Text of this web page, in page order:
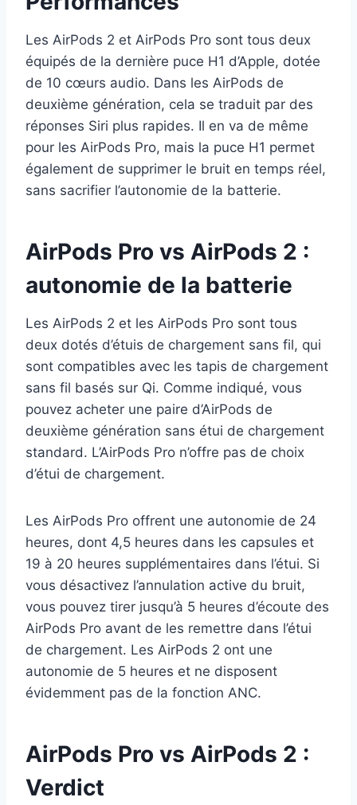
Les AirPods 2 et AirPods Pro sont tous deux
équipés de la dernière puce H1 d’Apple, dotée
de 10 cœurs audio. Dans les AirPods de
deuxième génération, cela se traduit par des
réponses Siri plus rapides. Il en va de même
pour les AirPods Pro, mais la puce H1 permet
également de supprimer le bruit en temps réel,
sans sacrifier l’autonomie de la batterie.
AirPods Pro vs AirPods 2 :
autonomie de la batterie
Les AirPods 2 et les AirPods Pro sont tous
deux dotés d’étuis de chargement sans fil, qui
sont compatibles avec les tapis de chargement
sans fil basés sur Qi. Comme indiqué, vous
pouvez acheter une paire d’AirPods de
deuxième génération sans étui de chargement
standard. L’AirPods Pro n’offre pas de choix
d’étui de chargement.
Les AirPods Pro offrent une autonomie de 24
heures, dont 4,5 heures dans les capsules et
19 à 20 heures supplémentaires dans l’étui. Si
vous désactivez l’annulation active du bruit,
vous pouvez tirer jusqu’à 5 heures d’écoute des
AirPods Pro avant de les remettre dans l’étui
de chargement. Les AirPods 2 ont une
autonomie de 5 heures et ne disposent
évidemment pas de la fonction ANC.
AirPods Pro vs AirPods 2 :
Verdict